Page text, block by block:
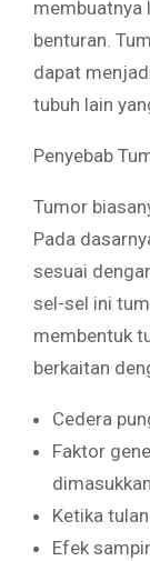
membuatnya
benturan.
dapat
tubuh lain
Penyebab
Tumor
Pada
sesuai
sel-sel ini
membentuk
berkaitan
Cedera
Faktor
Ketika
Efek